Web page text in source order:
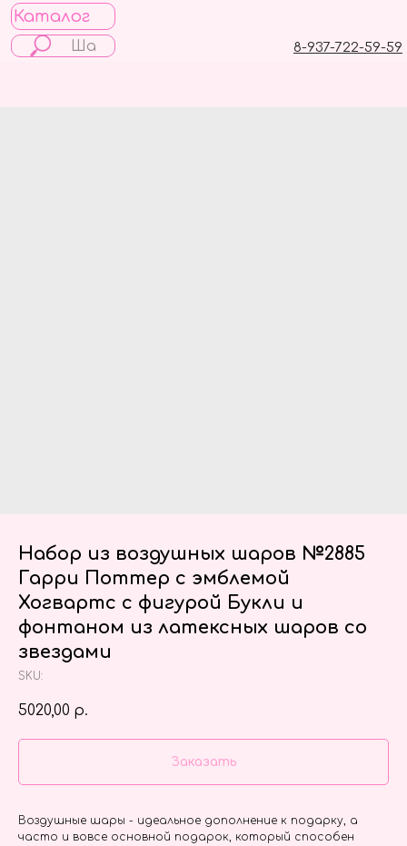
Каталог
8-937-722-59-59
Набор из воздушных шаров №2885
Гарри Поттер с эмблемой
Хогвартс с фигурой Букли и
фонтаном из латексных шаров со
звездами
SKU:
5020,00 р.
Заказать
Воздушные шары - идеальное дополнение к подарку, а
часто и вовсе основной подарок, который способен